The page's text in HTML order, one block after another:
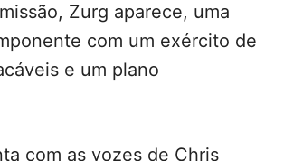
Zurg aparece, uma
com um exército de
e um plano
com as vozes de Chris